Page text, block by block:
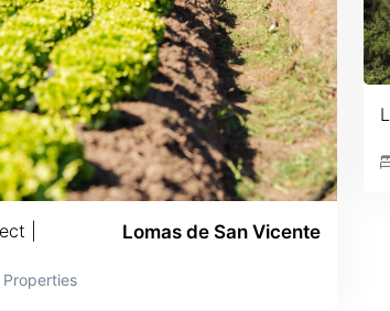
| Lomas de San Vicente
Properties